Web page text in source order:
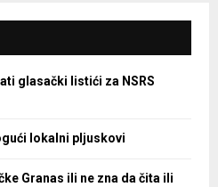
glasački listići za NSRS
lokalni pljuskovi
Granas ili ne zna da čita ili